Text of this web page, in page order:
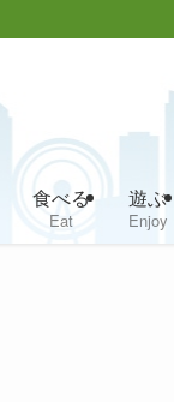
食べる
Eat
遊ぶ
Enjoy